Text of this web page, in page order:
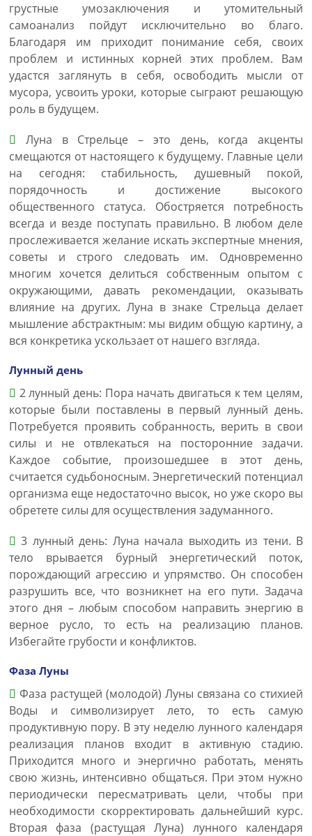
грустные умозаключения и утомительный
самоанализ пойдут исключительно во благо.
Благодаря им приходит понимание себя, своих
проблем и истинных корней этих проблем. Вам
удастся заглянуть в себя, освободить мысли от
мусора, усвоить уроки, которые сыграют решающую
роль в будущем.
Луна в Стрельце – это день, когда акценты
смещаются от настоящего к будущему. Главные цели
на сегодня: стабильность, душевный покой,
порядочность и достижение высокого
общественного статуса. Обостряется потребность
всегда и везде поступать правильно. В любом деле
прослеживается желание искать экспертные мнения,
советы и строго следовать им. Одновременно
многим хочется делиться собственным опытом с
окружающими, давать рекомендации, оказывать
влияние на других. Луна в знаке Стрельца делает
мышление абстрактным: мы видим общую картину, а
вся конкретика ускользает от нашего взгляда.
Лунный день
2 лунный день: Пора начать двигаться к тем целям,
которые были поставлены в первый лунный день.
Потребуется проявить собранность, верить в свои
силы и не отвлекаться на посторонние задачи.
Каждое событие, произошедшее в этот день,
считается судьбоносным. Энергетический потенциал
организма еще недостаточно высок, но уже скоро вы
обретете силы для осуществления задуманного.
3 лунный день: Луна начала выходить из тени. В
тело врывается бурный энергетический поток,
порождающий агрессию и упрямство. Он способен
разрушить все, что возникнет на его пути. Задача
этого дня – любым способом направить энергию в
верное русло, то есть на реализацию планов.
Избегайте грубости и конфликтов.
Фаза Луны
Фаза растущей (молодой) Луны связана со стихией
Воды и символизирует лето, то есть самую
продуктивную пору. В эту неделю лунного календаря
реализация планов входит в активную стадию.
Приходится много и энергично работать, менять
свою жизнь, интенсивно общаться. При этом нужно
периодически пересматривать цели, чтобы при
необходимости скорректировать дальнейший курс.
Вторая фаза (растущая Луна) лунного календаря